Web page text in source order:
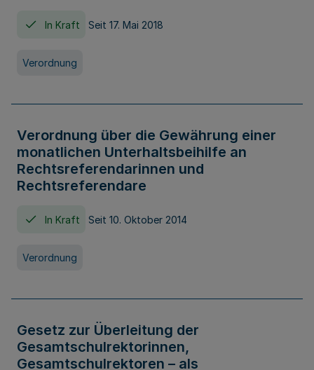
In Kraft Seit 17. Mai 2018
Verordnung
Verordnung über die Gewährung einer
monatlichen Unterhaltsbeihilfe an
Rechtsreferendarinnen und
Rechtsreferendare
In Kraft Seit 10. Oktober 2014
Verordnung
Gesetz zur Überleitung der
Gesamtschulrektorinnen,
Gesamtschulrektoren – als